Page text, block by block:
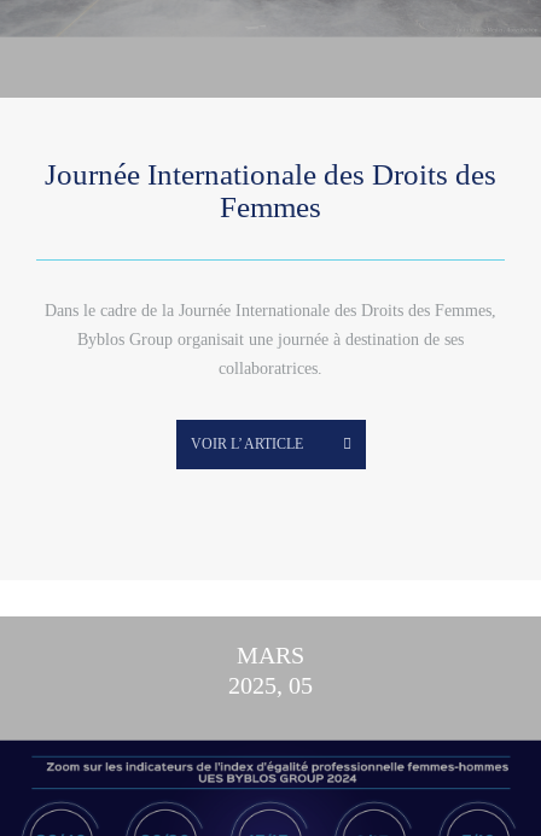
Journée Internationale des Droits des
Femmes
Dans le cadre de la Journée Internationale des Droits des Femmes,
Byblos Group organisait une journée à destination de ses
collaboratrices.
VOIR L’ ARTICLE
MARS
2025, 05